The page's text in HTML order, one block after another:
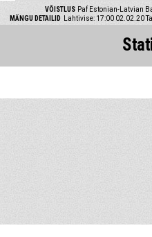
VÕISTLUS Paf Estonian-Latvian
MÄNGU DETAILID
Lahtivise: 17:00 02.02.20